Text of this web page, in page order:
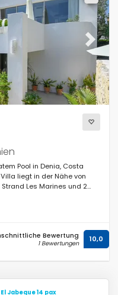
Next
Pool in Denia, Costa
Villa liegt in der Nähe von
Les Marines und 25
Bewertung
1 Bewertungen 10,0
Jabeque 14 pax